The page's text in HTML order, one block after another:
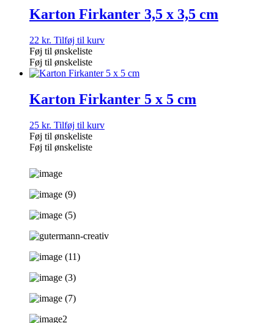
Karton Firkanter 3,5 x 3,5 cm
22 kr. Tilføj til kurv
Føj til ønskeliste
Føj til ønskeliste
Karton Firkanter 5 x 5 cm
25 kr. Tilføj til kurv
Føj til ønskeliste
Føj til ønskeliste